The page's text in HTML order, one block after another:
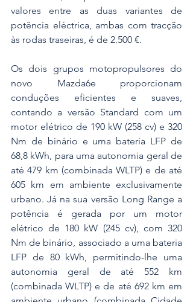
valores entre as duas variantes de
potência eléctrica, ambas com tracção
às rodas traseiras, é de 2.500 €.
Os dois grupos motopropulsores do
novo Mazda6e proporcionam
conduções eficientes e suaves,
contando a versão Standard com um
motor elétrico de 190 kW (258 cv) e 320
Nm de binário e uma bateria LFP de
68,8 kWh, para uma autonomia geral de
até 479 km (combinada WLTP) e de até
605 km em ambiente exclusivamente
urbano. Já na sua versão Long Range a
potência é gerada por um motor
elétrico de 180 kW (245 cv), com 320
Nm de binário, associado a uma bateria
LFP de 80 kWh, permitindo-lhe uma
autonomia geral de até 552 km
(combinada WLTP) e de até 692 km em